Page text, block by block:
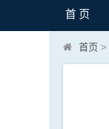
首 页
首页 >